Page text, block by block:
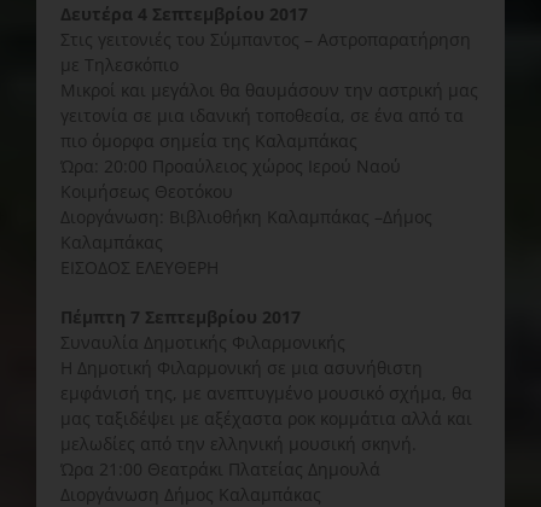
Δευτέρα 4 Σεπτεμβρίου 2017
Στις γειτονιές του Σύμπαντος – Αστροπαρατήρηση
με Τηλεσκόπιο
Μικροί και μεγάλοι θα θαυμάσουν την αστρική μας
γειτονία σε μια ιδανική τοποθεσία, σε ένα από τα
πιο όμορφα σημεία της Καλαμπάκας
Ώρα: 20:00 Προαύλειος χώρος Ιερού Ναού
Κοιμήσεως Θεοτόκου
Διοργάνωση: Βιβλιοθήκη Καλαμπάκας –Δήμος
Καλαμπάκας
ΕΙΣΟΔΟΣ ΕΛΕΥΘΕΡΗ
Πέμπτη 7 Σεπτεμβρίου 2017
Συναυλία Δημοτικής Φιλαρμονικής
Η Δημοτική Φιλαρμονική σε μια ασυνήθιστη
εμφάνισή της, με ανεπτυγμένο μουσικό σχήμα, θα
μας ταξιδέψει με αξέχαστα ροκ κομμάτια αλλά και
μελωδίες από την ελληνική μουσική σκηνή.
Ώρα 21:00 Θεατράκι Πλατείας Δημουλά
Διοργάνωση Δήμος Καλαμπάκας